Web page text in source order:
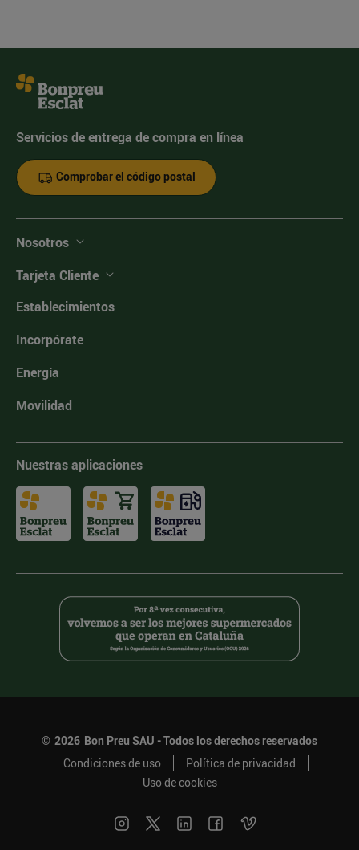
Servicios de entrega de compra en línea
Comprobar el código postal
Nosotros
Tarjeta Cliente
Establecimientos
Incorpórate
Energía
Movilidad
Nuestras aplicaciones
© 2026 Bon Preu SAU - Todos los derechos reservados
Condiciones de uso
Política de privacidad
Uso de cookies